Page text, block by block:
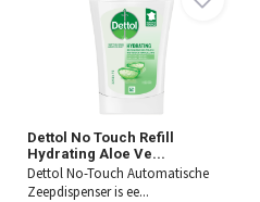
Dettol No Touch Refill
Hydrating Aloe Ve...
Dettol No-Touch Automatische
Zeepdispenser is ee...